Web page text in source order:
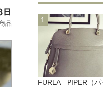
日
品
FURLA PIPER（パ